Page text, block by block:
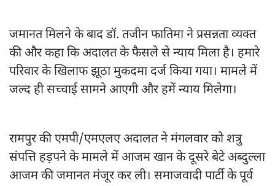
जमानत मिलने के बाद डॉ. तजीन फातिमा ने प्रसन्नता व्यक्त
की और कहा कि अदालत के फैसले से न्याय मिला है। हमारे
परिवार के खिलाफ झूठा मुकदमा दर्ज किया गया। मामले में
जल्द ही सच्चाई सामने आएगी और हमें न्याय मिलेगा।
रामपुर की एमपी/एमएलए अदालत ने मंगलवार को शत्रु
संपत्ति हड़पने के मामले में आजम खान के दूसरे बेटे अब्दुल्ला
आजम की जमानत मंजूर कर ली। समाजवादी पार्टी के पूर्व